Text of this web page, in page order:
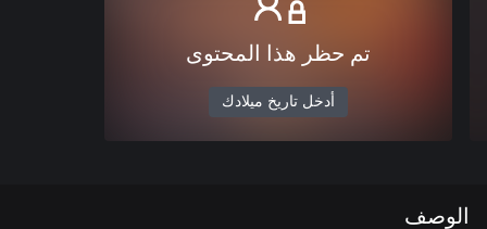
تم حظر هذا المحتوى
أدخل تاريخ ميلادك
الوصف